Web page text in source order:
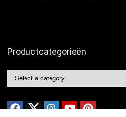
Productcategorieën